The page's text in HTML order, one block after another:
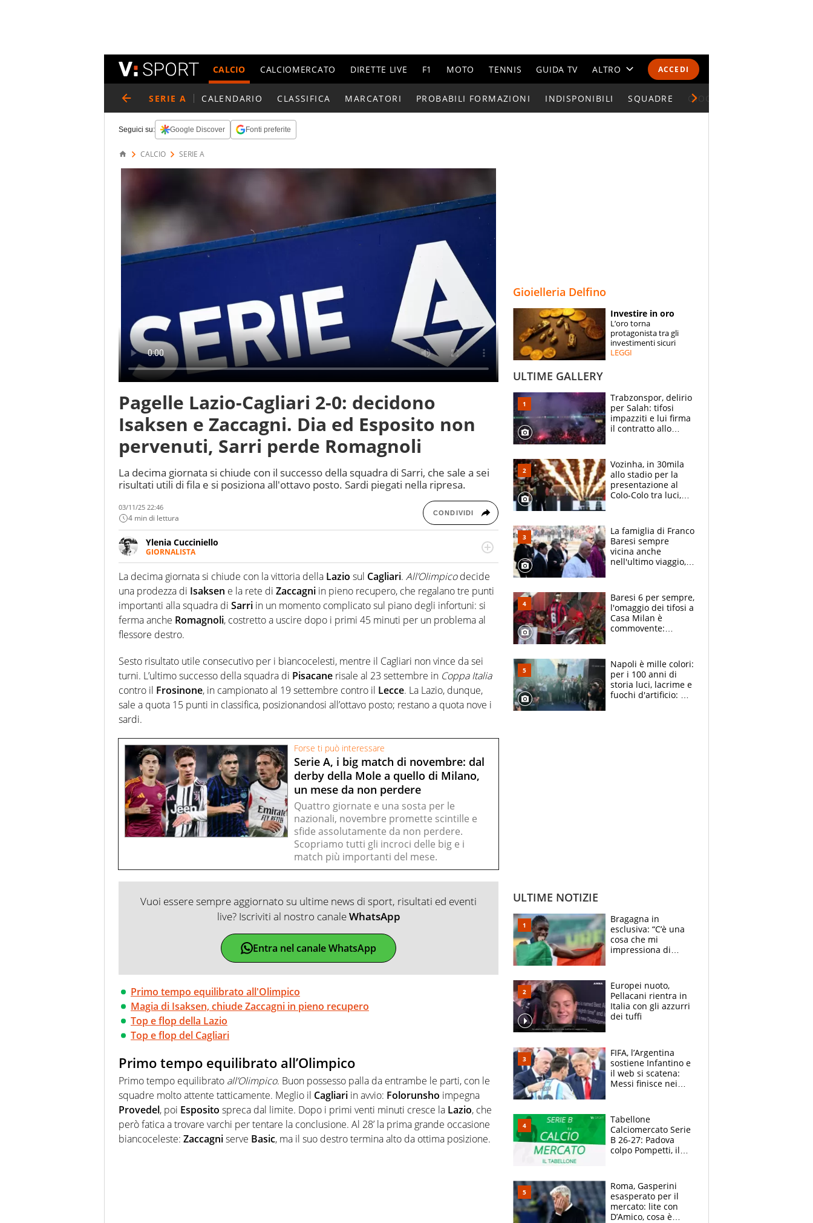
ACCEDI
CALCIO CALCIOMERCATO DIRETTE LIVE F1 MOTO TENNIS GUIDA TV ALTRO
CALENDARI E CLASSIFICHE
ESPERTI
CONTATTI
SERIE A CALENDARIO CLASSIFICA MARCATORI PROBABILI FORMAZIONI INDISPONIBILI SQUADRE GIOCATORI SERIE A
Seguici su: Google Discover Fonti preferite
CALCIO SERIE A
Pagelle Lazio-Cagliari 2-0: decidono
Isaksen e Zaccagni. Dia ed Esposito non
pervenuti, Sarri perde Romagnoli
La decima giornata si chiude con il successo della squadra di Sarri, che sale a sei
risultati utili di fila e si posiziona all'ottavo posto. Sardi piegati nella ripresa.
03/11/25 22:46
4 min di lettura CONDIVIDI
Ylenia Cucciniello
GIORNALISTA
Appassionatissima di tutto lo sport: scrive di calcio giocato ma non rinuncia allo
sguardo sull'extra campo, dove spesso si trovano risposte che il rettangolo verde non
riesce a restituire
La decima giornata si chiude con la vittoria della Lazio sul Cagliari. All’Olimpicodecide
una prodezza di Isaksen e la rete di Zaccagni in pieno recupero, che regalano tre punti
importanti alla squadra di Sarri in un momento complicato sul piano degli infortuni: si
ferma anche Romagnoli, costretto a uscire dopo i primi 45 minuti per un problema al
flessore destro.
Sesto risultato utile consecutivo per i biancocelesti, mentre il Cagliari non vince da sei
turni. L’ultimo successo della squadra di Pisacane risale al 23 settembre in Coppa Italia
contro il Frosinone, in campionato al 19 settembre contro il Lecce. La Lazio, dunque,
sale a quota 15 punti in classifica, posizionandosi all’ottavo posto; restano a quota nove i
sardi.
Forse ti può interessare
Serie A, i big match di novembre: dal
derby della Mole a quello di Milano,
un mese da non perdere
Quattro giornate e una sosta per le
nazionali, novembre promette scintille e
sfide assolutamente da non perdere.
Scopriamo tutti gli incroci delle big e i
match più importanti del mese.
Vuoi essere sempre aggiornato su ultime news di sport, risultati ed eventi
live? Iscriviti al nostro canaleWhatsApp
Entra nel canale WhatsApp
Primo tempo equilibrato all'Olimpico
Magia di Isaksen, chiude Zaccagni in pieno recupero
Top e flop della Lazio
Top e flop del Cagliari
Primo tempo equilibrato all’Olimpico
Primo tempo equilibrato all’Olimpico. Buon possesso palla da entrambe le parti, con le
squadre molto attente tatticamente. Meglio il Cagliari in avvio: Folorunsho impegna
Provedel, poi Esposito spreca dal limite. Dopo i primi venti minuti cresce la Lazio, che
però fatica a trovare varchi per tentare la conclusione. Al 28’ la prima grande occasione
biancoceleste: Zaccagniserve Basic, ma il suo destro termina alto da ottima posizione.
Gioielleria Delfino
Investire in oro
L’oro torna
protagonista tra gli
investimenti sicuri
LEGGI
ULTIME GALLERY
Trabzonspor, delirio
per Salah: tifosi
impazziti e lui firma
il contratto allo
Vozinha, in 30mila
allo stadio per la
presentazione al
Colo-Colo tra luci,
La famiglia di Franco
Baresi sempre
vicina anche
nell'ultimo viaggio,
circondati
dall'affetto dei tifosi
Baresi 6 per sempre,
l'omaggio dei tifosi a
Casa Milan è
commovente:
bigliettini
Napoli è mille colori:
per i 100 anni di
storia luci, lacrime e
fuochi d'artificio: De
ULTIME NOTIZIE
Bragagna in
esclusiva: “C’è una
cosa che mi
impressiona di
E svela la sorpresa
agli Europei
Europei nuoto,
Pellacani rientra in
Italia con gli azzurri
dei tuffi
FIFA, l’Argentina
sostiene Infantino e
il web si scatena:
Messi finisce nei
polemiche
Tabellone
Calciomercato Serie
B 26-27: Padova
colpo Pompetti, il
Roma, Gasperini
esasperato per il
mercato: lite con
D’Amico, cosa è